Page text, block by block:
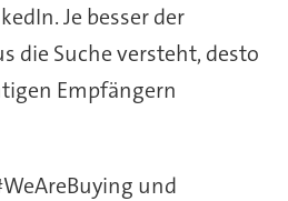
Je besser der
die Suche versteht, desto
Empfängern
und